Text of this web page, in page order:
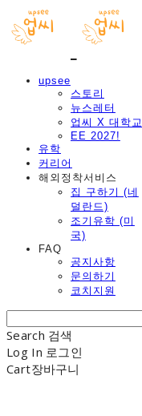
upsee
스토리
뉴스레터
업씨 X 대학교
EE 2027!
유학
커리어
해외정착서비스
집 구하기 (네
덜란드)
조기유학 (미
국)
FAQ
공지사항
문의하기
코치지원
Search 검색
Log In 로그인
Cart장바구니